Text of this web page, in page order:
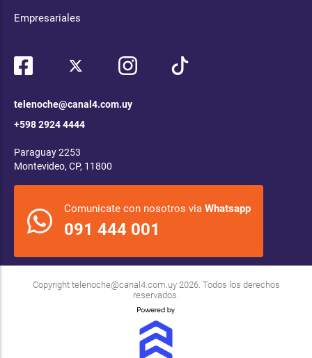
Empresariales
telenoche@canal4.com.uy
+598 2924 4444
Paraguay 2253
Montevideo, CP, 11800
Comunicate con nosotros via Whatsapp
091 444 001
Copyright telenoche@canal4.com.uy2026. Todos los derechos
reservados.